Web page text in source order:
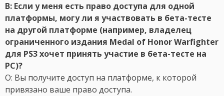
В: Если у меня есть право доступа для одной
платформы, могу ли я участвовать в бета-тесте
на другой платформе (например, владелец
ограниченного издания Medal of Honor Warfighter
для PS3 хочет принять участие в бета-тесте на
PC)?
О: Вы получите доступ на платформе, к которой
привязано ваше право доступа.